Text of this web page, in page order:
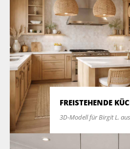
FREISTEHENDE
3D-Modell für Birgit L.